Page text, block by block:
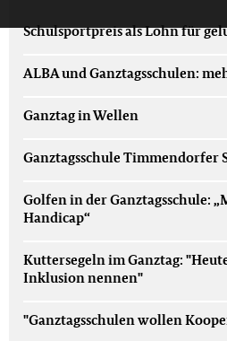
Schulsportpreis als Lohn für
ALBA und Ganztagsschulen:
Ganztag in Wellen
Ganztagsschule Timmendorfer
Golfen in der Ganztagsschule:
Handicap“
Kuttersegeln im Ganztag:
Inklusion nennen"
"Ganztagsschulen wollen